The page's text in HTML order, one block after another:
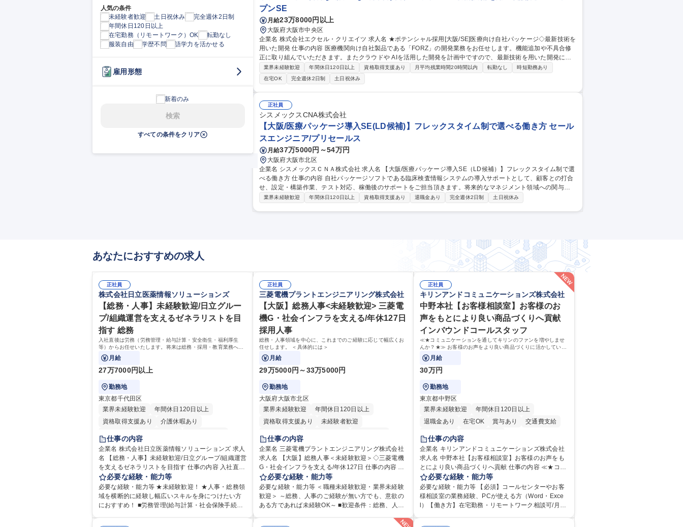
人気の条件
未経験者歓迎
土日祝休み
完全週休2日制
年間休日120日以上
在宅勤務（リモートワーク）OK
転勤なし
服装自由
学歴不問 語学力を活かせる
雇用形態
新着のみ
検索
すべての条件をクリア
プンSE
月給23万8000円以上
大阪府大阪市中央区
企業名 株式会社エクセル・クリエイツ 求人名 ★ポテンシャル採用[大阪/SE]医療向け自社パッケージ◇最新技術を
用いた開発 仕事の内容 医療機関向け自社製品である「FORZ」の開発業務をお任せします。機能追加や不具合修
正に取り組んでいただきます。またクラウドや AIを活用した開発を計画中ですので、最新技術を用いた開発に挑
戦可能な環境です◎ ≪入社後≫ 経験に合わせて仕事を割り振り、徐々に業務の幅を広げていただきます！ ・入社
時の医療知識は一切不要（研修や業務で基礎から学べます） ・あなたの担当メンターとなる先輩がマンツーマン
でサポート ・2～4名のチーム体制で取り組んでいただきます！ ・自社内開発で落ち着いた環境で働けます◎ 募集
職種 ★ポテンシャル採用[大阪/SE]医療向け自社パッケージ◇最新技術を用いた開発
業界未経験歓迎 年間休日120日以上 資格取得支援あり 月平均残業時間20時間以内 転勤なし
時短勤務あり
在宅OK
完全週休2日制 土日祝休み
正社員
シスメックスCNA株式会社
【大阪/医療パッケージ導入SE(LD候補)】フレックスタイム制で選べる働き方 セール
スエンジニア/プリセールス
月給37万5000円～54万円
大阪府大阪市北区
企業名 シスメックスＣＮＡ株式会社 求人名 【大阪/医療パッケージ導入SE（LD候補）】フレックスタイム制で選
べる働き方 仕事の内容 自社パッケージソフトである臨床検査情報システムの導入サポートとして、顧客との打合
せ、設定・構築作業、テスト対応、稼働後のサポートをご担当頂きます。将来的なマネジメント領域への関与を
期待しています。 【業務に関する補足】受注決定後の医療機関に訪問し、営業が提案した仕様に沿って打合せを
業界未経験歓迎 年間休日120日以上 資格取得支援あり 退職金あり 完全週休2日制 土日祝休み
あなたにおすすめの求人
正社員
株式会社日立医薬情報ソリューションズ
【総務・人事】未経験歓迎/日立グルー
プ/組織運営を支えるゼネラリストを目
指す 総務
入社直後は労務（労務管理・給与計算・安全衛生・福利厚生
等）からお任せいたします。将来は総務・採用・教育業務へ守
備範囲を広げ、組織運営を支えるゼネラリストをめざせます。
月給
27万7000円以上
勤務地
東京都千代田区
業界未経験歓迎
年間休日120日以上
資格取得支援あり
介護休暇あり
月平均残業時間20時間以内
住宅手当あり
時短勤務あり
退職金あり
在宅OK
賞与あり 育休あり
完全週休2日制
交通費支給
土日祝休み 寮・社宅あり
仕事の内容
企業名 株式会社日立医薬情報ソリューションズ 求人
名 【総務・人事】未経験歓迎/日立グループ/組織運営
を支えるゼネラリストを目指す 仕事の内容 入社直後
は労務（労務管理・給与計算・安全衛生・福利厚生
等）からお任せいたします。将来は総務・採用・教
育業務へ守備範囲を広げ、組織運営を支えるゼネラ
リストをめざせます。 ・初期業務：労働時間管理、
必要な経験・能力等
必要な経験・能力等 ★未経験歓迎！ ★人事・総務領
域を横断的に経験し幅広いスキルを身につけたい方
におすすめ！ ■労務管理(給与計算・社会保険手続
正社員
三菱電機プラントエンジニアリング株式会社
【大阪】総務人事<未経験歓迎> 三菱電
機G・社会インフラを支える/年休127日
採用人事
総務・人事領域を中心に、これまでのご経験に応じて幅広くお
任せします。 ＜具体的には＞
月給
29万5000円～33万5000円
勤務地
大阪府大阪市北区
業界未経験歓迎
年間休日120日以上
資格取得支援あり
未経験者歓迎
住宅手当あり
退職金あり
在宅OK
賞与あり
完全週休2日制
交通費支給
駅近5分以内
土日祝休み
服装自由
寮・社宅あり
食事補助あり
仕事の内容
企業名 三菱電機プラントエンジニアリング株式会社
求人名 【大阪】総務人事＜未経験歓迎＞◇三菱電機
G・社会インフラを支える/年休127日 仕事の内容 総
務・人事領域を中心に、これまでのご経験に応じて
幅広くお任せします。 ＜具体的には＞ ・総務/人事労
務（給与・社保・勤怠管理など） ・採用・教育研修
・福利厚生運用 など ※基本的には事務所勤務です
の日帰り・宿泊を伴う国内出張もございます。 ※担
必要な経験・能力等
必要な経験・能力等 ＜職種未経験歓迎・業界未経験
歓迎＞ ～総務、人事のご経験が無い方でも、意欲の
ある方であれば未経験OK～ ■歓迎条件：総務、人事
正社員
キリンアンドコミュニケーションズ株式会社
中野本社【お客様相談室】お客様のお
声をもとにより良い商品づくりへ貢献
インバウンドコールスタッフ
≪★コミュニケーションを通してキリンのファンを増やしませ
んか？★≫ お客様のお声をより良い商品づくりに活かしていく
上で、窓口となるお客様相談室でのお仕事です。
月給
30万円
勤務地
東京都中野区
業界未経験歓迎
年間休日120日以上
退職金あり
在宅OK 賞与あり
交通費支給
土日祝休み
仕事の内容
企業名 キリンアンドコミュニケーションズ株式会社
求人名 中野本社【お客様相談室】お客様のお声をも
とにより良い商品づくりへ貢献 仕事の内容 ≪★コミ
ュニケーションを通してキリンのファンを増やしま
せんか？★≫ お客様のお声をより良い商品づくりに
活かしていく上で、窓口となるお客様相談室でのお
仕事です。 日々お客様からいただくキリングループ
必要な経験・能力等
必要な経験・能力等 【必須】コールセンターやお客
様相談室の業務経験、PCが使える方（Word・Exce
l）【働き方】在宅勤務・リモートワーク相談可/月平